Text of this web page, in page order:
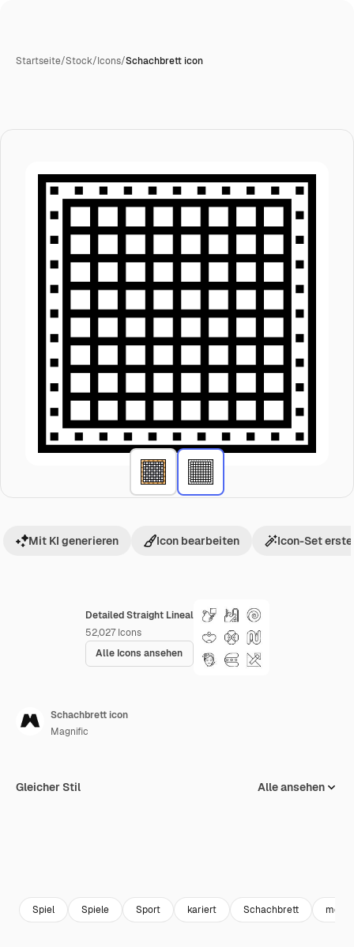
Startseite/Stock/Icons/Schachbrett icon
Detailed Straight Lineal
52,027 Icons
Alle Icons ansehen
Mit KI generieren Icon bearbeiten Icon-Set
Schachbrett icon
Magnific
Gleicher Stil Alle ansehen
Spiel Spiele Sport kariert Schachbrett